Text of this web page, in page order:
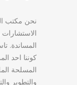
نحن مكتب
الاستشارات
كوننا احد
المسلحة
والتطوير